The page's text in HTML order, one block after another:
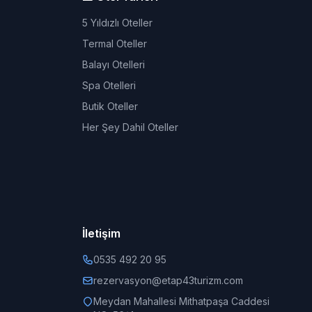
5 Yıldızlı Oteller
Termal Oteller
Balayı Otelleri
Spa Otelleri
Butik Oteller
Her Şey Dahil Oteller
İletişim
0535 492 20 95
rezervasyon@etap43turizm.com
Meydan Mahallesi Mithatpaşa Caddesi